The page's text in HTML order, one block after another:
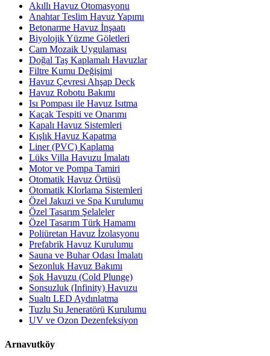
Akıllı Havuz Otomasyonu
Anahtar Teslim Havuz Yapımı
Betonarme Havuz İnşaatı
Biyolojik Yüzme Göletleri
Cam Mozaik Uygulaması
Doğal Taş Kaplamalı Havuzlar
Filtre Kumu Değişimi
Havuz Çevresi Ahşap Deck
Havuz Robotu Bakımı
Isı Pompası ile Havuz Isıtma
Kaçak Tespiti ve Onarımı
Kapalı Havuz Sistemleri
Kışlık Havuz Kapatma
Liner (PVC) Kaplama
Lüks Villa Havuzu İmalatı
Motor ve Pompa Tamiri
Otomatik Havuz Örtüsü
Otomatik Klorlama Sistemleri
Özel Jakuzi ve Spa Kurulumu
Özel Tasarım Şelaleler
Özel Tasarım Türk Hamamı
Poliüretan Havuz İzolasyonu
Prefabrik Havuz Kurulumu
Sauna ve Buhar Odası İmalatı
Sezonluk Havuz Bakımı
Şok Havuzu (Cold Plunge)
Sonsuzluk (Infinity) Havuzu
Sualtı LED Aydınlatma
Tuzlu Su Jeneratörü Kurulumu
UV ve Ozon Dezenfeksiyon
Arnavutköy